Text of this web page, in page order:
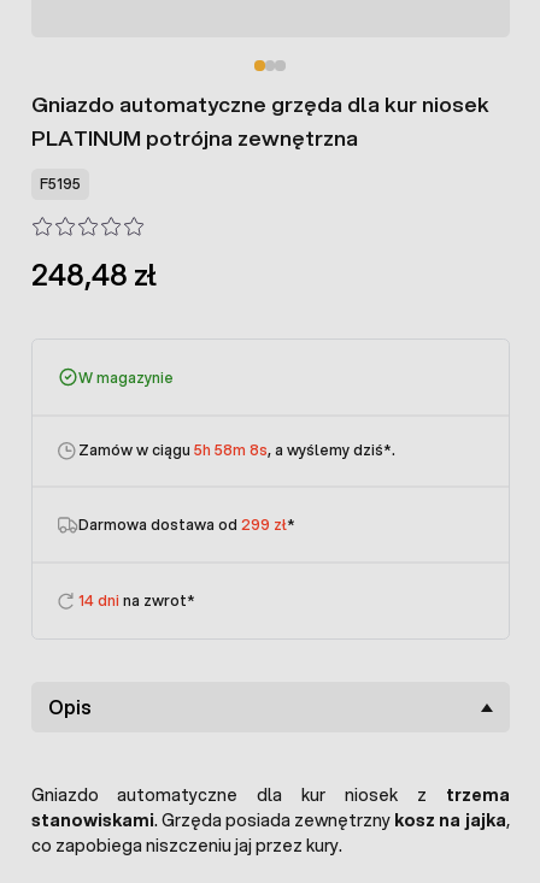
Gniazdo automatyczne grzęda dla kur niosek
PLATINUM potrójna zewnętrzna
F5195
248,48 zł
W magazynie
Zamów w ciągu 5h 58m 8s, a wyślemy dziś*.
Darmowa dostawa od 299 zł*
14 dni na zwrot*
Opis
Gniazdo automatyczne dla kur niosek z trzema
stanowiskami. Grzęda posiada zewnętrzny kosz na jajka,
co zapobiega niszczeniu jaj przez kury.